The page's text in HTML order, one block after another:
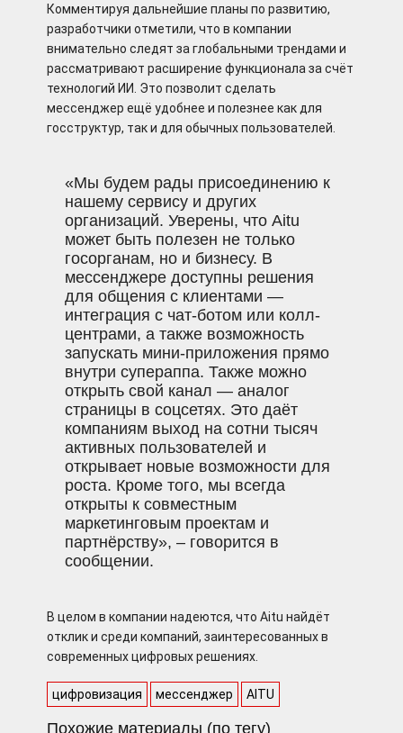
Комментируя дальнейшие планы по развитию,
разработчики отметили, что в компании
внимательно следят за глобальными трендами и
рассматривают расширение функционала за счёт
технологий ИИ. Это позволит сделать
мессенджер ещё удобнее и полезнее как для
госструктур, так и для обычных пользователей.
«Мы будем рады присоединению к
нашему сервису и других
организаций. Уверены, что Aitu
может быть полезен не только
госорганам, но и бизнесу. В
мессенджере доступны решения
для общения с клиентами —
интеграция с чат-ботом или колл-
центрами, а также возможность
запускать мини-приложения прямо
внутри супераппа. Также можно
открыть свой канал — аналог
страницы в соцсетях. Это даёт
компаниям выход на сотни тысяч
активных пользователей и
открывает новые возможности для
роста. Кроме того, мы всегда
открыты к совместным
маркетинговым проектам и
партнёрству», – говорится в
сообщении.
В целом в компании надеются, что Aitu найдёт
отклик и среди компаний, заинтересованных в
современных цифровых решениях.
цифровизация мессенджер AITU
Похожие материалы (по тегу)